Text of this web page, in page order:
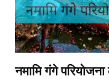
नमामि गंगे